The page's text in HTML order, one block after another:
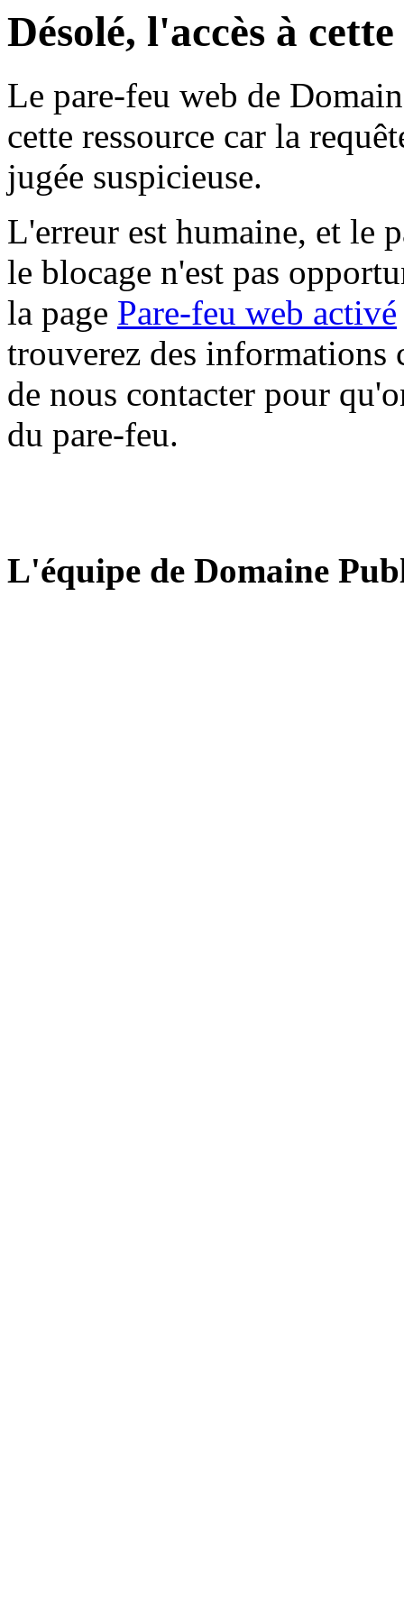
Désolé, l'accès à
Le pare-feu web de
cette ressource car la
jugée suspicieuse.
L'erreur est humaine, et le
le blocage n'est pas
la page Pare-feu web activé
trouverez des informations
de nous contacter pour
du pare-feu.
L'équipe de Domaine